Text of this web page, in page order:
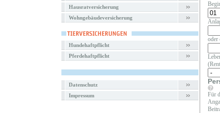
Hausratversicherung
Wohngebäudeversicherung
Hundehaftpflicht
Pferdehaftpflicht
Datenschutz
Impressum
oder
Für